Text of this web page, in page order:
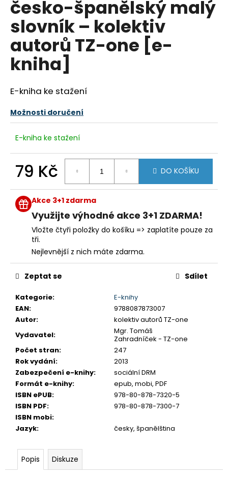
česko-španělský malý
slovník – kolektiv
autorů TZ-one [e-
kniha]
E-kniha ke stažení
Možnosti doručení
E-kniha ke stažení
79 Kč
cena:
DO KOŠÍKU
Akce 3+1 zdarma
Využijte výhodné akce 3+1 ZDARMA!
Vložte čtyři položky do košíku => zaplatíte pouze za
tři.
Nejlevnější z nich máte zdarma.
Kategorie:
E-knihy
EAN:
9788087873007
Autor:
kolektiv autorů TZ-one
Vydavatel:
Mgr. Tomáš
Zahradníček - TZ-one
Počet stran:
247
Rok vydání:
2013
Zabezpečení e-knihy:
sociální DRM
Formát e-knihy:
epub, mobi, PDF
ISBN ePUB:
978-80-878-7320-5
ISBN PDF:
978-80-878-7300-7
ISBN mobi:
Jazyk: česky, španělština
Zeptat se Sdílet
Popis Diskuze
a
j
í
t
?
D
o
e
m